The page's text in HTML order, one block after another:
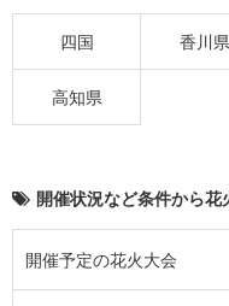
四国 香川県
高知県
開催状況など条件から花
開催予定の花火大会